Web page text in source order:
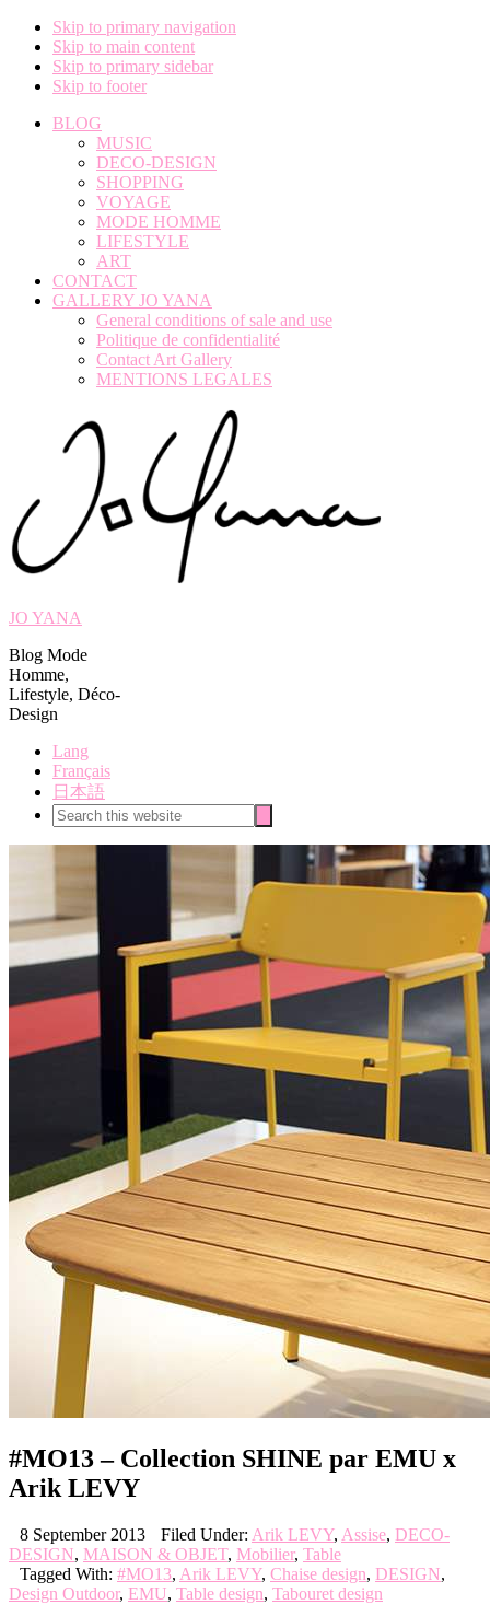
Skip to primary navigation
Skip to main content
Skip to primary sidebar
Skip to footer
BLOG
MUSIC
DECO-DESIGN
SHOPPING
VOYAGE
MODE HOMME
LIFESTYLE
ART
CONTACT
GALLERY JO YANA
General conditions of sale and use
Politique de confidentialité
Contact Art Gallery
MENTIONS LEGALES
JO YANA
Blog Mode
Homme,
Lifestyle, Déco-
Design
Lang
Français
日本語
Search
this
website
#MO13 – Collection SHINE par EMU x
Arik LEVY
8 September 2013 Filed Under: Arik LEVY, Assise, DECO-
DESIGN, MAISON & OBJET, Mobilier, Table
Tagged With: #MO13, Arik LEVY, Chaise design, DESIGN,
Design Outdoor, EMU, Table design, Tabouret design